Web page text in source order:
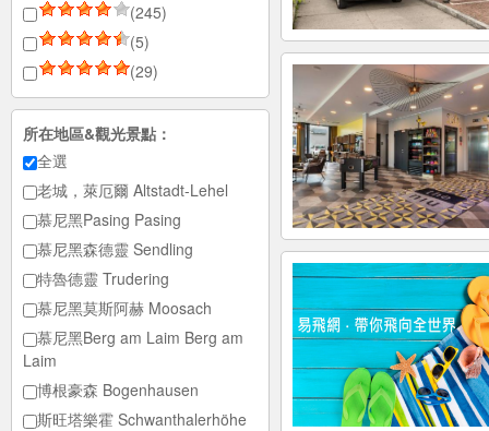
(245)
(5)
(29)
所在地區&觀光景點：
全選
老城，萊厄爾 Altstadt-Lehel
慕尼黑Pasing Pasing
慕尼黑森德靈 Sendling
特魯德靈 Trudering
慕尼黑莫斯阿赫 Moosach
慕尼黑Berg am Laim Berg am
Laim
博根豪森 Bogenhausen
斯旺塔樂霍 Schwanthalerhöhe